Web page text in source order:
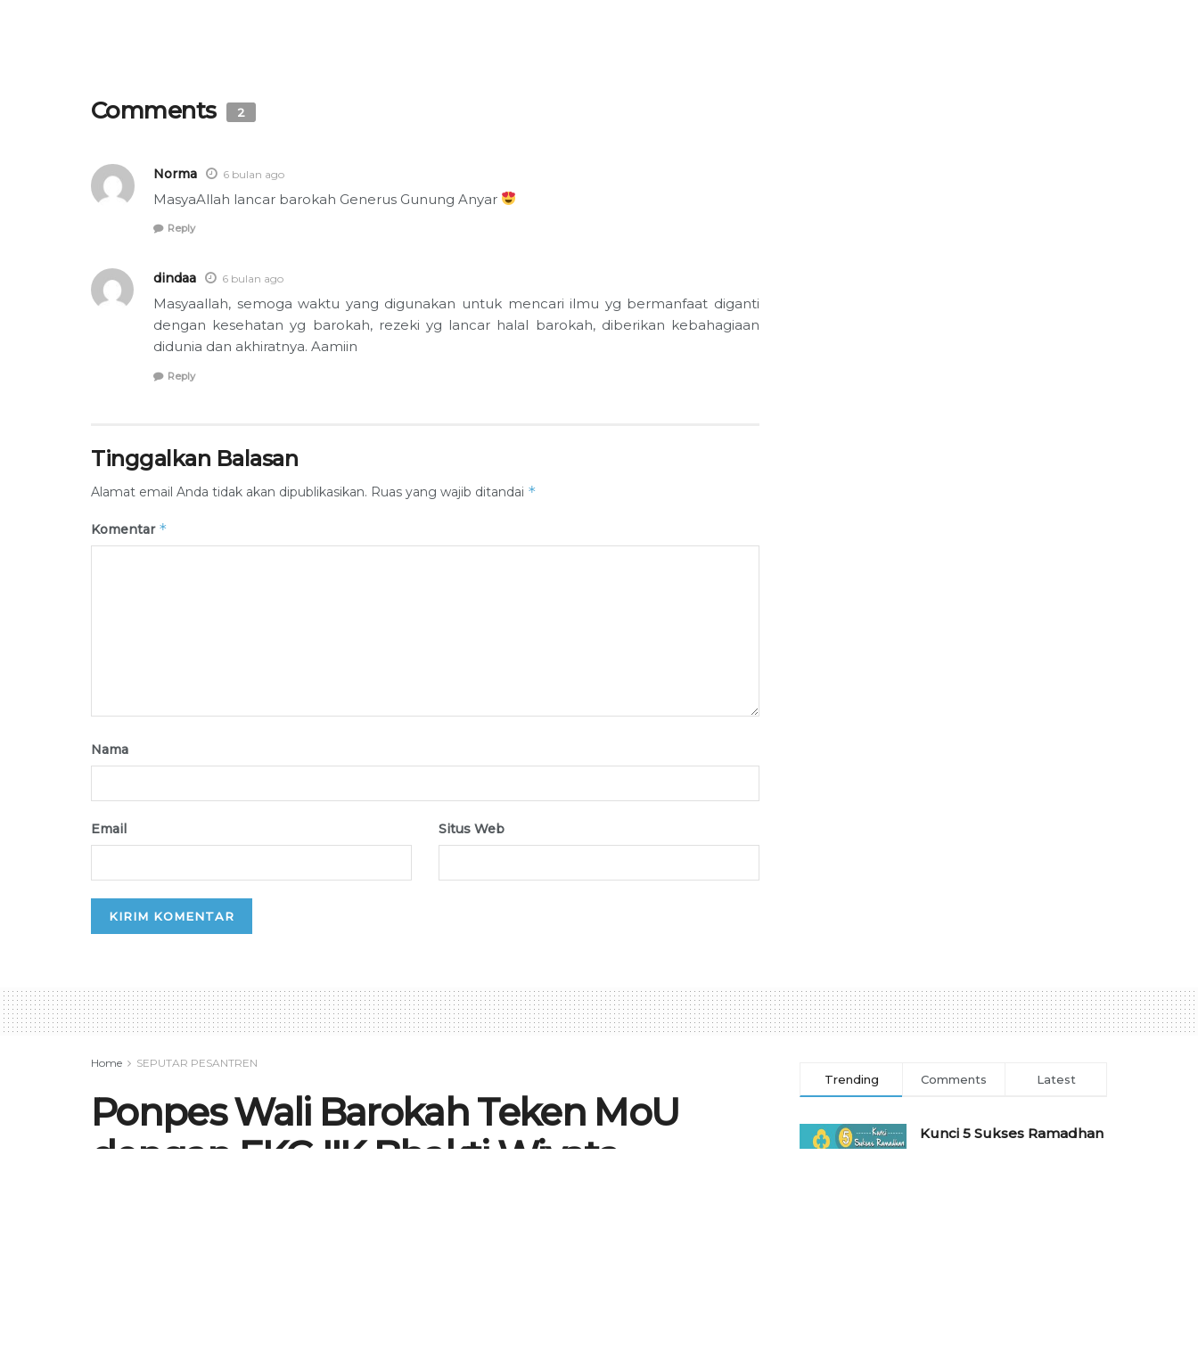
Comments 2
Norma 6 bulan ago
MasyaAllah lancar barokah Generus Gunung Anyar
Reply
dindaa 6 bulan ago
Masyaallah, semoga waktu yang digunakan untuk mencari ilmu yg bermanfaat diganti
dengan kesehatan yg barokah, rezeki yg lancar halal barokah, diberikan kebahagiaan
didunia dan akhiratnya. Aamiin
Reply
Tinggalkan Balasan
Alamat email Anda tidak akan dipublikasikan. Ruas yang wajib ditandai *
Komentar *
Nama
Email Situs Web
Home SEPUTAR PESANTREN
Ponpes Wali Barokah Teken MoU
dengan FKG IIK Bhakti Wiyata,
Trending Comments Latest
Kunci 5 Sukses Ramadhan